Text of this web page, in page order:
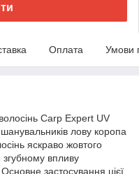
Оплата Умови
Carp Expert UV
лову коропа
яскраво жовтого
згубному впливу
застосування цієї